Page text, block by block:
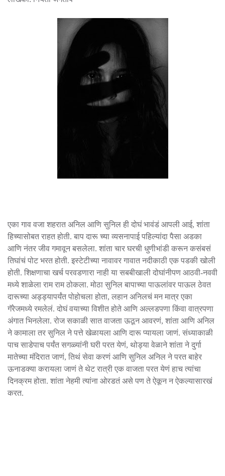
एका गाव वजा शहरात अनिल आणि सुनिल ही दोघं भावंडं आपली आई, शांता
हिच्यासोबत राहत होती. बाप दारू च्या व्यसनापाई पहिल्यांदा पैसा अडका
आणि नंतर जीव गमावून बसलेला. शांता चार घरची धुणीभांडी करून कसंबसं
तिघांचं पोट भरत होती. इस्टेटीच्या नावावर गावात नदीकाठी एक पडकी खोली
होती. शिक्षणाचा खर्च परवडणारा नाही या सबबीखाली दोघांनीपण आठवी-नववी
मध्ये शाळेला राम राम ठोकला. मोठा सुनिल बापाच्या पाऊलांवर पाऊल ठेवत
दारूच्या अड्ड्यापर्यंत पोहोचला होता, लहान अनिलचं मन मात्र एका
गॅरेजमध्ये रमलेलं. दोघं वयाच्या विशीत होते आणि अल्लडपणा किंवा वात्रपणा
अंगात भिनलेला. रोज सकाळी सात वाजता ऊठून आवरणं, शांता आणि अनिल
ने कामाला तर सुनिल ने पत्ते खेळायला आणि दारू प्यायला जाणं. संध्याकाळी
पाच साडेपाच पर्यंत सगळ्यांनी घरी परत येणं, थोड्या वेळाने शांता ने दुर्गा
मातेच्या मंदिरात जाणं, तिथं सेवा करणं आणि सुनिल अनिल ने परत बाहेर
ऊनाडक्या करायला जाणं ते थेट रात्री एक वाजता परत येणं हाच त्यांचा
दिनक्रम होता. शांता नेहमी त्यांना ओरडतं असे पण ते ऐकून न ऐकल्यासारखं
करत.